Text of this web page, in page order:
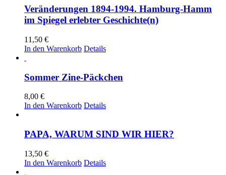
Veränderungen 1894-1994. Hamburg-Hamm
im Spiegel erlebter Geschichte(n)
11,50 €
In den Warenkorb Details
Sommer Zine-Päckchen
8,00 €
In den Warenkorb Details
PAPA, WARUM SIND WIR HIER?
13,50 €
In den Warenkorb Details